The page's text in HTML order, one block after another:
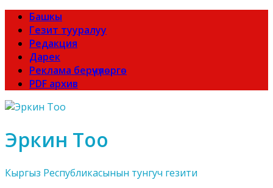
Башкы
Гезит тууралуу
Редакция
Дарек
Реклама берүүчүлөргө
PDF архив
Эркин Тоо
Кыргыз Республикасынын тунгуч гезити